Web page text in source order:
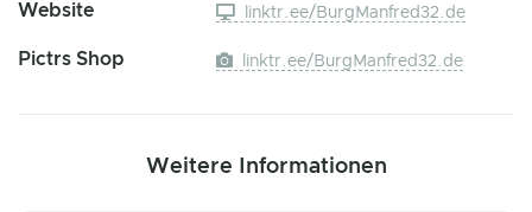
Website linktr.ee/BurgManfred32.de
Pictrs Shop linktr.ee/BurgManfred32.de
Weitere Informationen